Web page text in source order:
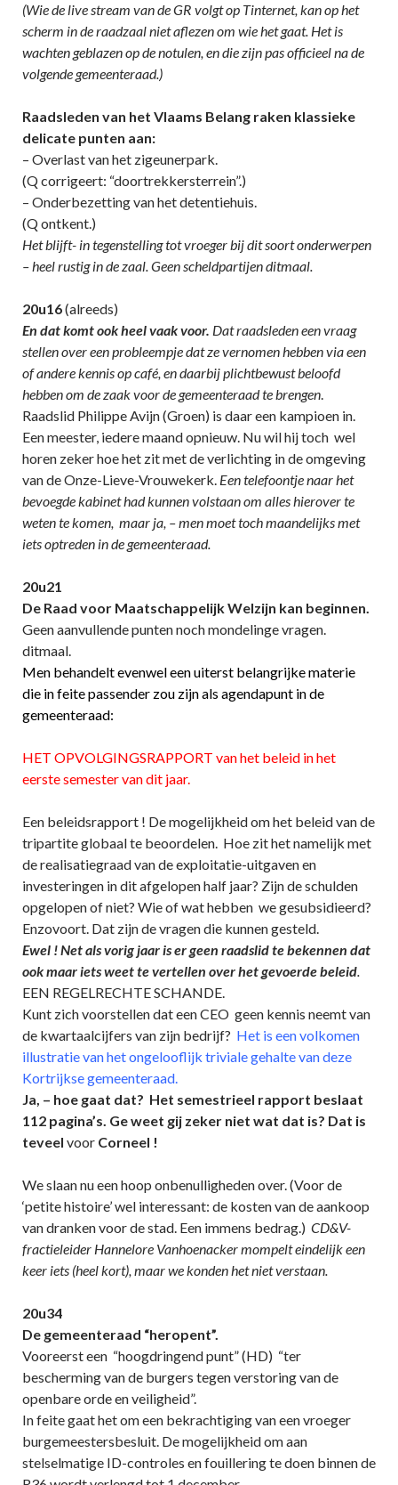
(Wie de live stream van de GR volgt op Tinternet, kan op het
scherm in de raadzaal niet aflezen om wie het gaat. Het is
wachten geblazen op de notulen, en die zijn pas officieel na de
volgende gemeenteraad.)
Raadsleden van het Vlaams Belang raken klassieke
delicate punten aan:
– Overlast van het zigeunerpark.
(Q corrigeert: “doortrekkersterrein”.)
– Onderbezetting van het detentiehuis.
(Q ontkent.)
Het blijft- in tegenstelling tot vroeger bij dit soort onderwerpen
– heel rustig in de zaal. Geen scheldpartijen ditmaal.
20u16(alreeds)
En dat komt ook heel vaak voor. Dat raadsleden een vraag
stellen over een probleempje dat ze vernomen hebben via een
of andere kennis op café, en daarbij plichtbewust beloofd
hebben om de zaak voor de gemeenteraad te brengen.
Raadslid Philippe Avijn (Groen) is daar een kampioen in.
Een meester, iedere maand opnieuw. Nu wil hij toch wel
horen zeker hoe het zit met de verlichting in de omgeving
van de Onze-Lieve-Vrouwekerk. Een telefoontje naar het
bevoegde kabinet had kunnen volstaan om alles hierover te
weten te komen, maar ja, – men moet toch maandelijks met
iets optreden in de gemeenteraad.
20u21
De Raad voor Maatschappelijk Welzijn kan beginnen.
Geen aanvullende punten noch mondelinge vragen.
ditmaal.
Men behandelt evenwel een uiterst belangrijke materie
die in feite passender zou zijn als agendapunt in de
gemeenteraad:
HET OPVOLGINGSRAPPORT van het beleid in het
eerste semester van dit jaar.
Een beleidsrapport ! De mogelijkheid om het beleid van de
tripartite globaal te beoordelen. Hoe zit het namelijk met
de realisatiegraad van de exploitatie-uitgaven en
investeringen in dit afgelopen half jaar? Zijn de schulden
opgelopen of niet? Wie of wat hebben we gesubsidieerd?
Enzovoort. Dat zijn de vragen die kunnen gesteld.
Ewel ! Net als vorig jaar is er geen raadslid te bekennen dat
ook maar iets weet te vertellen over het gevoerde beleid.
EEN REGELRECHTE SCHANDE.
Kunt zich voorstellen dat een CEO geen kennis neemt van
de kwartaalcijfers van zijn bedrijf? Het is een volkomen
illustratie van het ongelooflijk triviale gehalte van deze
Kortrijkse gemeenteraad.
Ja, – hoe gaat dat? Het semestrieel rapport beslaat
112 pagina’s. Ge weet gij zeker niet wat dat is? Dat is
teveel voor Corneel !
We slaan nu een hoop onbenulligheden over. (Voor de
‘petite histoire’ wel interessant: de kosten van de aankoop
van dranken voor de stad. Een immens bedrag.) CD&V-
fractieleider Hannelore Vanhoenacker mompelt eindelijk een
keer iets (heel kort), maar we konden het niet verstaan.
20u34
De gemeenteraad “heropent”.
Vooreerst een “hoogdringend punt” (HD) “ter
bescherming van de burgers tegen verstoring van de
openbare orde en veiligheid”.
In feite gaat het om een bekrachtiging van een vroeger
burgemeestersbesluit. De mogelijkheid om aan
stelselmatige ID-controles en fouillering te doen binnen de